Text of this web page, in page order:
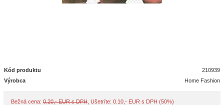
Kód produktu
210939
Výrobca
Home Fashion
Bežná cena: 0.20,- EUR s DPH , Ušetríte: 0.10,- EUR s DPH (50%)